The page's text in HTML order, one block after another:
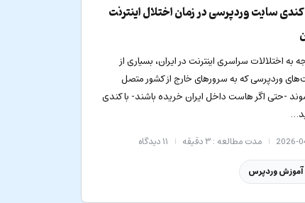
سایت وردپرسی در زمان اختلال اینترنت
به اختلالات سراسری اینترنت در ایران، بسیاری از
وردپرسی که به سرورهای خارج از کشور متصل
-حتی اگر هاست داخل ایران خریده باشند- با کندی
2026- مدت مطالعه : ۳ دقیقه ۱۱دیدگاه
آموزش وردپرس